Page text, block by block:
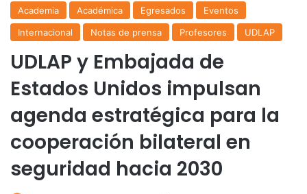
Academia Académica Egresados
Eventos
Internacional
Notas de prensa Profesores UDLAP
UDLAP y Embajada de
Estados Unidos impulsan
agenda estratégica para la
cooperación bilateral en
seguridad hacia 2030